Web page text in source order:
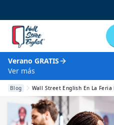
Verano GRATIS
Ver más
Blog Wall Street English En La